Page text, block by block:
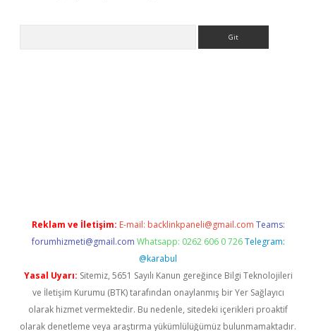
Reklam ve İletişim: E-mail: backlinkpaneli@gmail.com Teams:
forumhizmeti@gmail.com Whatsapp: 0262 606 0 726 Telegram:
@karabul
Yasal Uyarı: Sitemiz, 5651 Sayılı Kanun gereğince Bilgi Teknolojileri
ve İletişim Kurumu (BTK) tarafından onaylanmış bir Yer Sağlayıcı
olarak hizmet vermektedir. Bu nedenle, sitedeki içerikleri proaktif
olarak denetleme veya araştırma yükümlülüğümüz bulunmamaktadır.